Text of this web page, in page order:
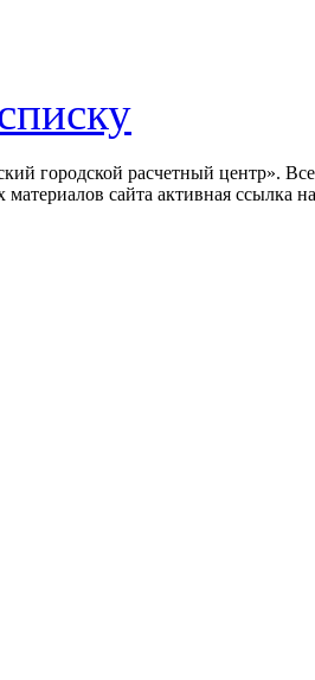
городской расчетный центр».
сайта активная ссылка